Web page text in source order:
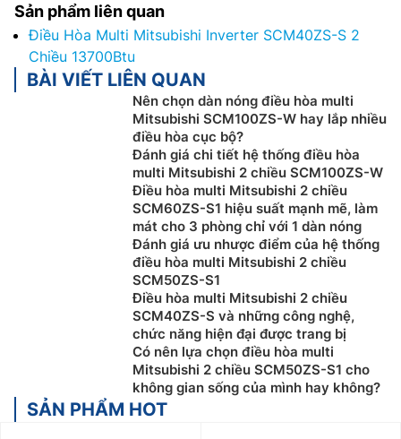
Sản phẩm liên quan
Điều Hòa Multi Mitsubishi Inverter SCM40ZS-S 2
Chiều 13700Btu
BÀI VIẾT LIÊN QUAN
Nên chọn dàn nóng điều hòa multi
Mitsubishi SCM100ZS-W hay lắp nhiều
điều hòa cục bộ?
Đánh giá chi tiết hệ thống điều hòa
multi Mitsubishi 2 chiều SCM100ZS-W
Điều hòa multi Mitsubishi 2 chiều
SCM60ZS-S1 hiệu suất mạnh mẽ, làm
mát cho 3 phòng chỉ với 1 dàn nóng
Đánh giá ưu nhược điểm của hệ thống
điều hòa multi Mitsubishi 2 chiều
SCM50ZS-S1
Điều hòa multi Mitsubishi 2 chiều
SCM40ZS-S và những công nghệ,
chức năng hiện đại được trang bị
Có nên lựa chọn điều hòa multi
Mitsubishi 2 chiều SCM50ZS-S1 cho
không gian sống của mình hay không?
SẢN PHẨM HOT